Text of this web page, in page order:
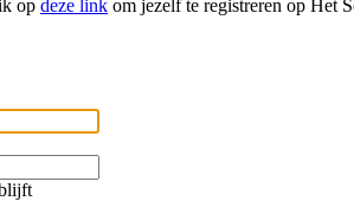
op deze link om jezelf te registreren op Het